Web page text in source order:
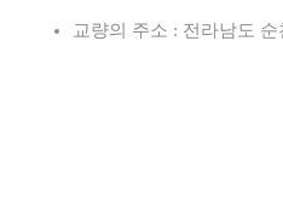
교량의 주소 : 전라남도 순